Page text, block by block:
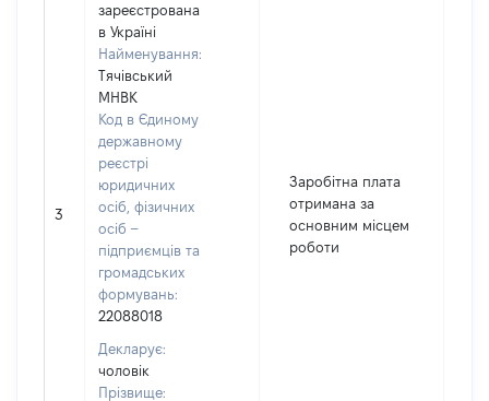
3
зареєстрована
в Україні
Найменування:
Тячівський
МНВК
Код в Єдиному
державному
реєстрі
юридичних
осіб, фізичних
осіб –
підприємців та
громадських
формувань:
22088018
Декларує:
чоловік
Прізвище:
Заробітна плата
отримана за
основним місцем
роботи